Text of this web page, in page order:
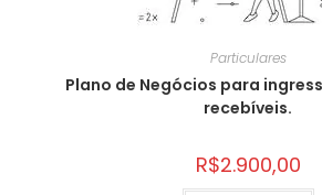
Particulares
Plano de Negócios para
recebíveis.
R$2.900,00